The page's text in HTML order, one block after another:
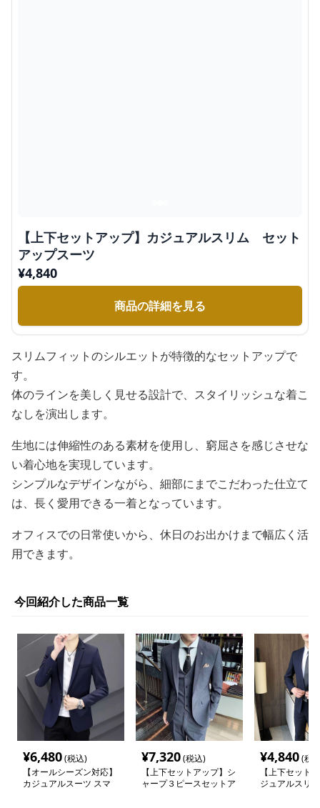
【上下セットアップ】カジュアルスリム セット
アップスーツ
¥4,840
商品の詳細を見る
スリムフィットのシルエットが特徴的なセットアップで
す。
体のラインを美しく見せる設計で、スタイリッシュな着こ
なしを演出します。
生地には伸縮性のある素材を使用し、窮屈さを感じさせな
い着心地を実現しています。
シンプルなデザインながら、細部にまでこだわった仕立て
は、長く愛用できる一着となっています。
オフィスでの日常使いから、休日のお出かけまで幅広く活
用できます。
今回紹介した商品一覧
¥6,480(税込)
【オールシーズン対応】
カジュアルスーツ スマ
¥7,320(税込)
【上下セットアップ】シ
ャープ３ピースセットア
¥4,840(税
【上下セット
ジュアルスリ